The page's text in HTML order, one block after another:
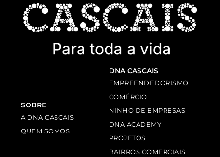
SOBRE
A DNA CASCAIS
QUEM SOMOS
DNA CASCAIS
EMPREENDEDORISMO
COMÉRCIO
NINHO DE EMPRESAS
DNA ACADEMY
PROJETOS
BAIRROS COMERCIAIS